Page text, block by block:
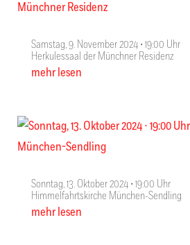
Samstag, 9. November 2024 ∙ 19:00 Uhr
Herkulessaal der Münchner Residenz
mehr lesen
Sonntag, 13. Oktober 2024 ∙ 19:00 Uhr
Himmelfahrtskirche München-Sendling
mehr lesen